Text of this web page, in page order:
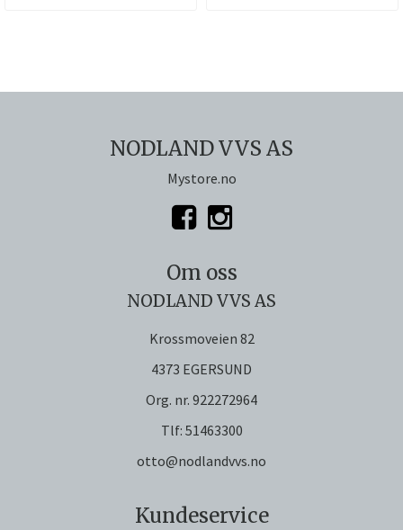
NODLAND VVS AS
Mystore.no
Om oss
NODLAND VVS AS
Krossmoveien 82
4373 EGERSUND
Org. nr. 922272964
Tlf: 51463300
otto@nodlandvvs.no
Kundeservice